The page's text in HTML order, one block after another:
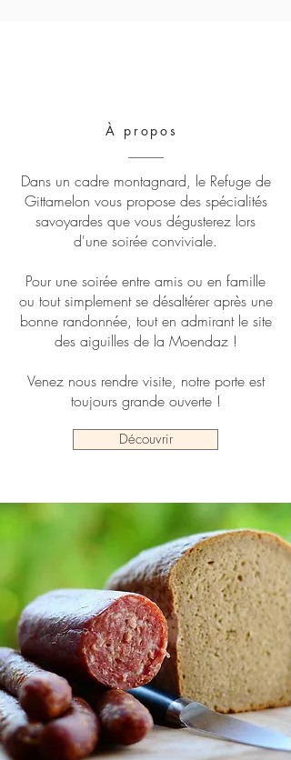
​À propos
Dans un cadre montagnard, le Refuge de
Gittamelon vous propose des spécialités
savoyardes que vous dégusterez lors
d'une soirée conviviale.
Pour une soirée entre amis ou en famille
ou tout simplement se désaltérer après une
bonne randonnée, tout en admirant le site
des aiguilles de la Moendaz !
Venez nous rendre visite, notre porte est
toujours grande ouverte !
Découvrir